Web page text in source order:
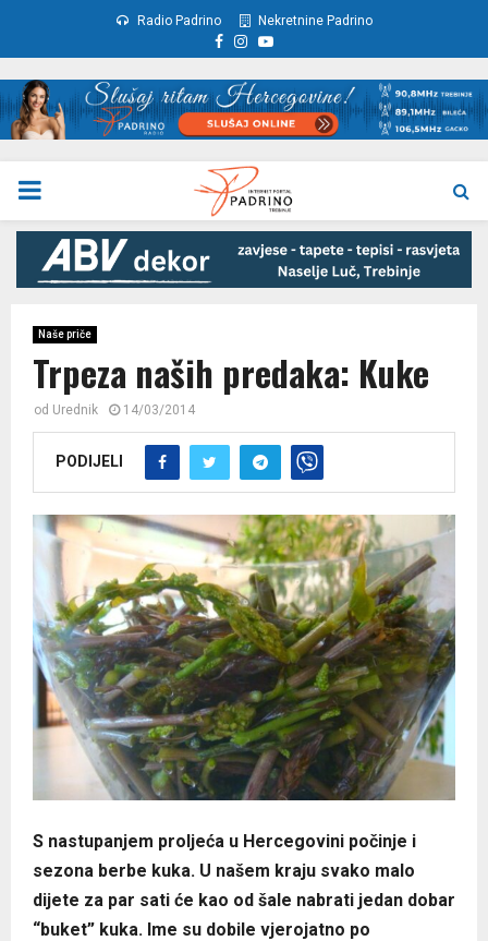
Radio Padrino Nekretnine Padrino
Facebook
Instagram
Youtube
PRIMARY
MENU
Naše priče
Trpeza naših predaka: Kuke
od Urednik 14/03/2014
PODIJELI
S nastupanjem proljeća u Hercegovini počinje i
sezona berbe kuka. U našem kraju svako malo
dijete za par sati će kao od šale nabrati jedan dobar
“buket” kuka. Ime su dobile vjerojatno po